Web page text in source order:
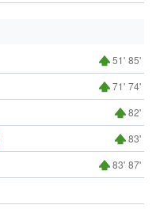
51' 85'
71' 74'
82'
83'
83' 87'